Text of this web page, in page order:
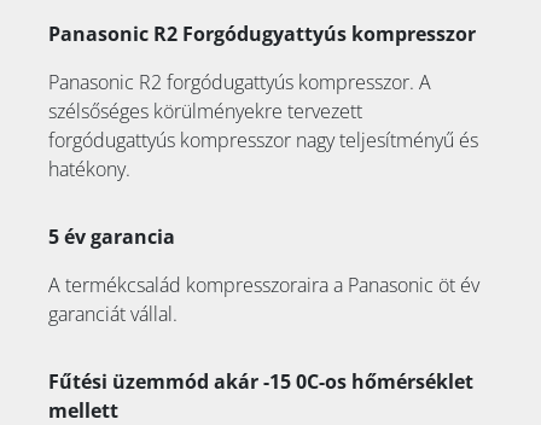
Panasonic R2 Forgódugyattyús kompresszor
Panasonic R2 forgódugattyús kompresszor. A
szélsőséges körülményekre tervezett
forgódugattyús kompresszor nagy teljesítményű és
hatékony.
5 év garancia
A termékcsalád kompresszoraira a Panasonic öt év
garanciát vállal.
Fűtési üzemmód akár -15 0C-os hőmérséklet
mellett